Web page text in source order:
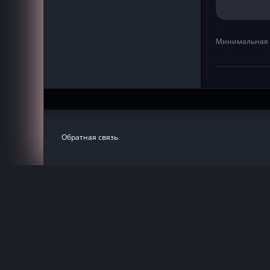
Минимальная
Обратная связь